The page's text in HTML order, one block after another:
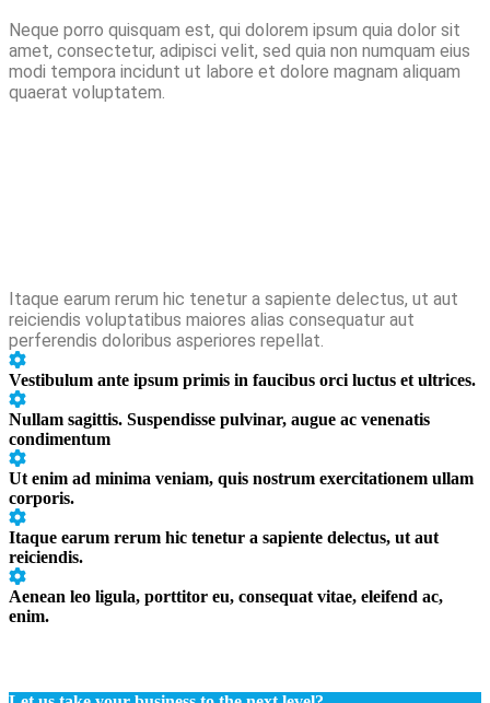
Neque porro quisquam est, qui dolorem ipsum quia dolor sit
amet, consectetur, adipisci velit, sed quia non numquam eius
modi tempora incidunt ut labore et dolore magnam aliquam
quaerat voluptatem.
Itaque earum rerum hic tenetur a sapiente delectus, ut aut
reiciendis voluptatibus maiores alias consequatur aut
perferendis doloribus asperiores repellat.
Vestibulum ante ipsum primis in faucibus orci luctus et ultrices.
Nullam sagittis. Suspendisse pulvinar, augue ac venenatis
condimentum
Ut enim ad minima veniam, quis nostrum exercitationem ullam
corporis.
Itaque earum rerum hic tenetur a sapiente delectus, ut aut
reiciendis.
Aenean leo ligula, porttitor eu, consequat vitae, eleifend ac,
enim.